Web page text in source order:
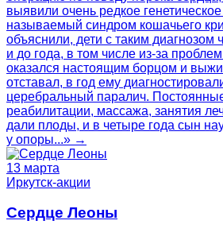
выявили очень редкое
называемый синдром кошачьего
объяснили, дети с таким диагнозом
и до года, в том числе из-за
оказался настоящим борцом и
отставал, в год ему
церебральный паралич.
реабилитации, массажа, занятия
дали плоды, и в четыре года сын
у опоры...» →
13 марта
Иркутск-акции
Сердце Леоны